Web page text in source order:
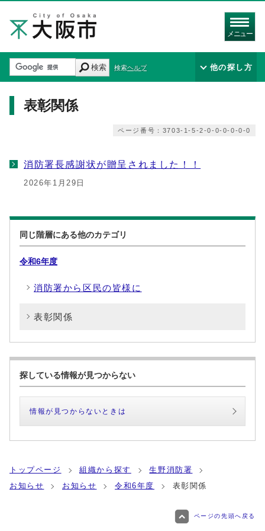
メニュー
検索 検索ヘルプ 他の探し方
表彰関係
ページ番号：3703-1-5-2-0-0-0-0-0-0
消防署長感謝状が贈呈されました！！
2026年1月29日
同じ階層にある他のカテゴリ
令和6年度
消防署から区民の皆様に
表彰関係
探している情報が見つからない
情報が見つからないときは
トップページ 組織から探す
生野消防署
お知らせ
お知らせ 令和6年度 表彰関係
ページの先頭へ戻る